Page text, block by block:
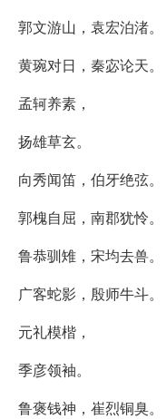
郭文游山，袁宏泊渚。
黄琬对日，秦宓论天。
孟轲养素，
扬雄草玄。
向秀闻笛，伯牙绝弦。
郭槐自屈，南郡犹怜。
鲁恭驯雉，宋均去兽。
广客蛇影，殷师牛斗。
元礼模楷，
季彦领袖。
鲁褒钱神，崔烈铜臭。